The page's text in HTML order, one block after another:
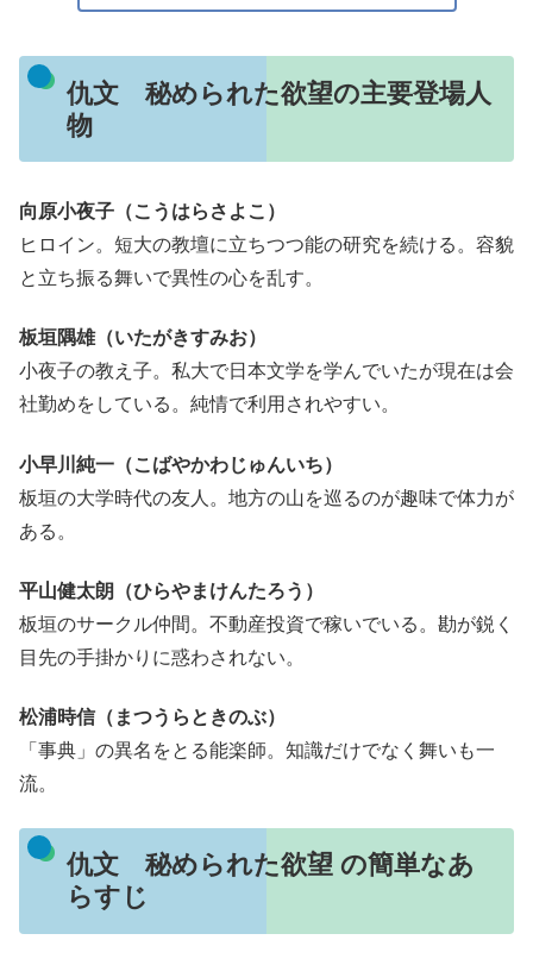
仇文 秘められた欲望の主要登場人
物
向原小夜子（こうはらさよこ）
ヒロイン。短大の教壇に立ちつつ能の研究を続ける。容貌
と立ち振る舞いで異性の心を乱す。
板垣隅雄（いたがきすみお）
小夜子の教え子。私大で日本文学を学んでいたが現在は会
社勤めをしている。純情で利用されやすい。
小早川純一（こばやかわじゅんいち）
板垣の大学時代の友人。地方の山を巡るのが趣味で体力が
ある。
平山健太朗（ひらやまけんたろう）
板垣のサークル仲間。不動産投資で稼いでいる。勘が鋭く
目先の手掛かりに惑わされない。
松浦時信（まつうらときのぶ）
「事典」の異名をとる能楽師。知識だけでなく舞いも一
流。
仇文 秘められた欲望 の簡単なあ
らすじ